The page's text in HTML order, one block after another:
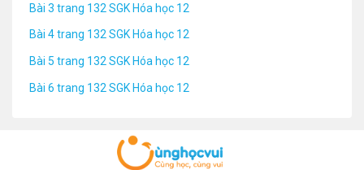
Bài 3 trang 132 SGK Hóa học 12
Bài 4 trang 132 SGK Hóa học 12
Bài 5 trang 132 SGK Hóa học 12
Bài 6 trang 132 SGK Hóa học 12